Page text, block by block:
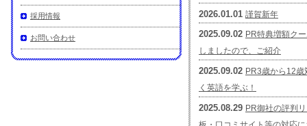
採用情報
お問い合わせ
2026.01.01 謹賀新年
2025.09.02 PR特典増額ク
しましたので、ご紹介
2025.09.02 PR3歳から12歳
く英語を学ぶ！
2025.08.29 PR御社の評判